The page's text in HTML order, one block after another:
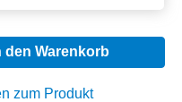
gewünschten
den Warenkorb
zum Produkt